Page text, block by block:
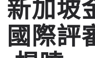
新加坡
國際評